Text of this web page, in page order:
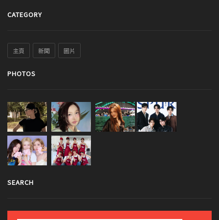
CATEGORY
主頁 新聞 圖片
PHOTOS
SEARCH